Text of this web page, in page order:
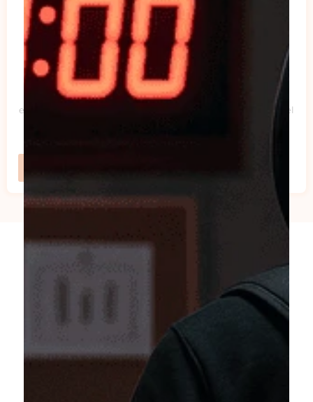
ENTRENAMIENTO PERSONALIZADO
120 USD
Esta membresía está diseñada para profesionales que
buscan una experiencia de aprendizaje y desarrollo más
enfocada y profunda, proporcionando una ruta clara hacia el
PREGUNTAS FRECUENTES